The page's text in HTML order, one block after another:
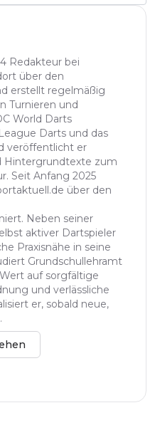
Redakteur bei
über den
erstellt regelmäßig
Turnieren und
World Darts
Darts und das
veröffentlicht er
Hintergrundtexte zum
Seit Anfang 2025
über den
Neben seiner
aktiver Dartspieler
Praxisnähe in seine
Grundschullehramt
auf sorgfältige
und verlässliche
er, sobald neue,